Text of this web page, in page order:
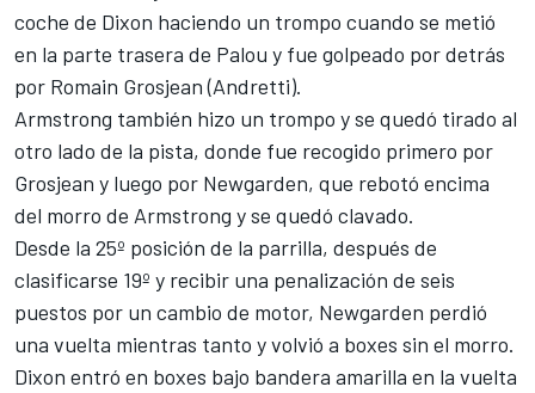
coche de Dixon haciendo un trompo cuando se metió
en la parte trasera de Palou y fue golpeado por detrás
por Romain Grosjean(Andretti).
Armstrong también hizo un trompo y se quedó tirado al
otro lado de la pista, donde fue recogido primero por
Grosjean y luego por Newgarden, que rebotó encima
del morro de Armstrong y se quedó clavado.
Desde la 25º posición de la parrilla, después de
clasificarse 19º y recibir una penalización de seis
puestos por un cambio de motor, Newgarden perdió
una vuelta mientras tanto y volvió a boxes sin el morro.
Dixon entró en boxes bajo bandera amarilla en la vuelta